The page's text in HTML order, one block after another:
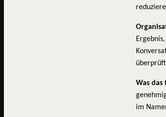
Was
im